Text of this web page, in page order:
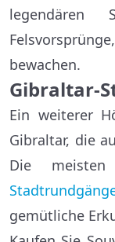
legendären
bewachen.
Gibraltar-
Ein weiterer
Gibraltar, die
Die
gemütliche